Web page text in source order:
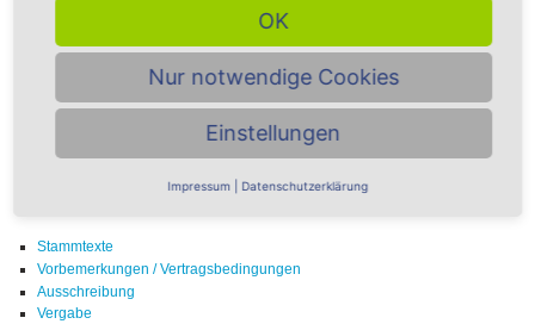
Ausschreibung - Alle Produkte ►
Übersicht Themenbereiche -
Stammtexte
Vorbemerkungen / Vertragsbedingungen
Ausschreibung
Vergabe
OK
Nur notwendige Cookies
Einstellungen
Impressum Datenschutzerklärung